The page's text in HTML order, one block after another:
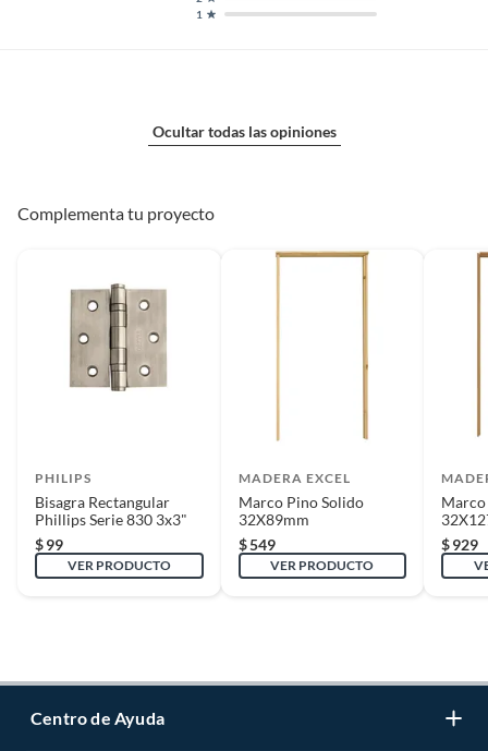
1
Ocultar todas las opiniones
Complementa tu proyecto
PHILIPS
Bisagra Rectangular
Phillips Serie 830 3x3"
$99
VER PRODUCTO
MADERA EXCEL
Marco Pino Solido
32X89mm
$549
VER PRODUCTO
$929
Centro de Ayuda